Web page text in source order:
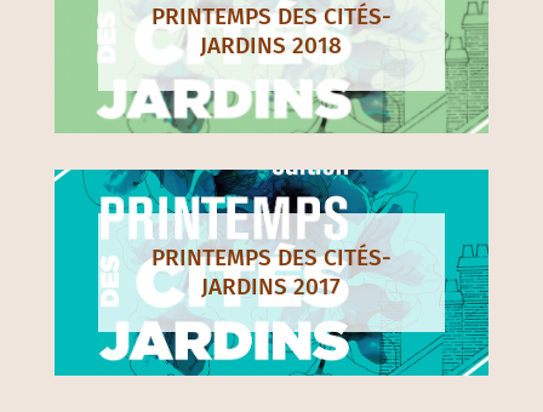
PRINTEMPS DES CITÉS-
JARDINS 2018
PRINTEMPS DES CITÉS-
JARDINS 2017